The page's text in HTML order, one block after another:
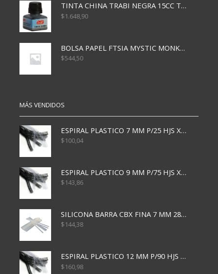
TINTA CHINA TRABI NEGRA 15CC TR3460
$1.648,90
BOLSA PAPEL FTSIA MYSTIC MONKEY 14/08/20
$544,50
MÁS VENDIDOS
ESPIRAL PLASTICO 7 MM P/25 HJS X50x3000
$100,04
ESPIRAL PLASTICO 9 MM P/75 HJS X50X2400
$143,86
SILICONA BARRA CBX FINA 7 MM 28 CM
$144,38
ESPIRAL PLASTICO 12 MM P/90 HJS X50X1500
$160,98